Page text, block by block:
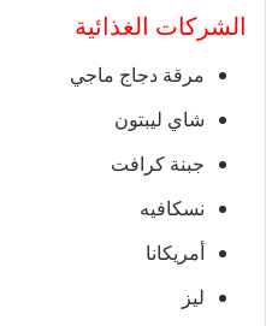
الشركات الغذائية
مرقة دجاج ماجي
شاي ليبتون
جبنة كرافت
نسكافيه
أمريكانا
ليز